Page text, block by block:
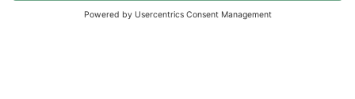
© Clanq AG. Tutti i diritti riservati.